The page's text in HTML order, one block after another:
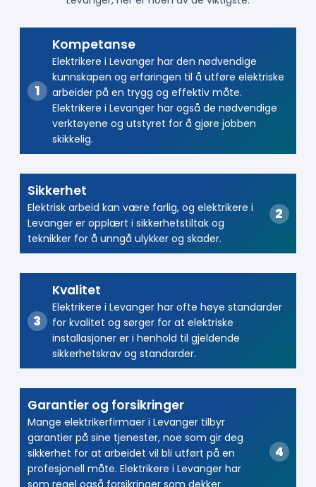
Kompetanse
Elektrikere i Levanger har den nødvendige
kunnskapen og erfaringen til å utføre elektriske
arbeider på en trygg og effektiv måte.
Elektrikere i Levanger har også de nødvendige
verktøyene og utstyret for å gjøre jobben
skikkelig.
Sikkerhet
Elektrisk arbeid kan være farlig, og elektrikere i
Levanger er opplært i sikkerhetstiltak og
teknikker for å unngå ulykker og skader.
Kvalitet
Elektrikere i Levanger har ofte høye standarder
for kvalitet og sørger for at elektriske
installasjoner er i henhold til gjeldende
sikkerhetskrav og standarder.
Garantier og forsikringer
Mange elektrikerfirmaer i Levanger tilbyr
garantier på sine tjenester, noe som gir deg
sikkerhet for at arbeidet vil bli utført på en
profesjonell måte. Elektrikere i Levanger har
som regel også forsikringer som dekker